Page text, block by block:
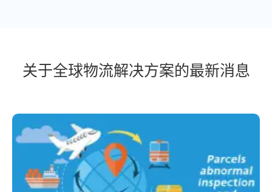
关于全球物流解决方案的最新消息